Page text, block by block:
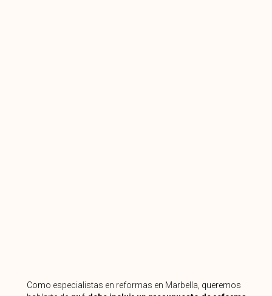
Como especialistas en reformas en Marbella, queremos